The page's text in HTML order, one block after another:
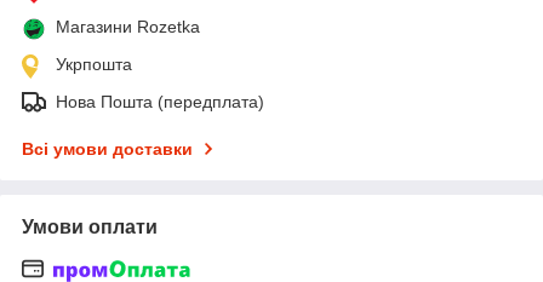
Магазини Rozetka
Укрпошта
Нова Пошта (передплата)
Всі умови доставки
Умови оплати